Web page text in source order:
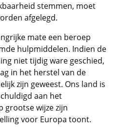
stemmen, moet
afgelegd.
mate een beroep
hulpmiddelen. Indien de
niet tijdig ware geschied,
in het herstel van de
zijn geweest. Ons land is
aan het
grootse wijze zijn
voor Europa toont.